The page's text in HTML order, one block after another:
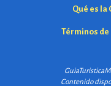
Qué es la
Términos de
Contenido